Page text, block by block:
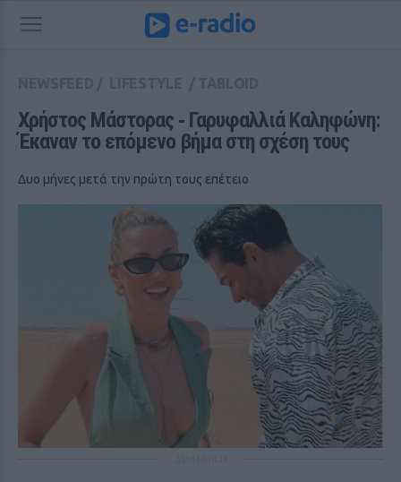
Χρήστος Μάστορας ‑ Γαρυφαλλιά Καληφώνη:
Έκαναν το επόμενο βήμα στη σχέση τους
Δυο μήνες μετά την πρώτη τους επέτειο